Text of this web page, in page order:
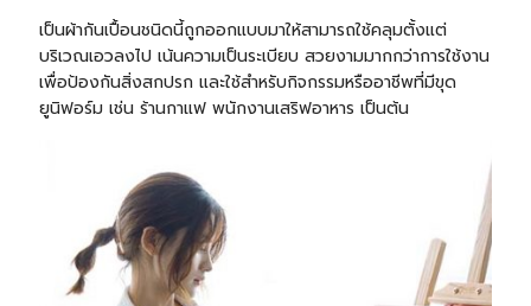
เป็นผ้ากันเปื้อนชนิดนี้ถูกออกแบบมาให้สามารถใช้คลุมตั้งแต่
บริเวณเอวลงไป เน้นความเป็นระเบียบ สวยงามมากกว่าการใช้งาน
เพื่อป้องกันสิ่งสกปรก และใช้สำหรับกิจกรรมหรืออาชีพที่มีขุด
ยูนิฟอร์ม เช่น ร้านกาแฟ พนักงานเสริฟอาหาร เป็นต้น